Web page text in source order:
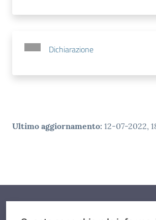
Dichiarazione
Ultimo aggiornamento: 12-07-2022,